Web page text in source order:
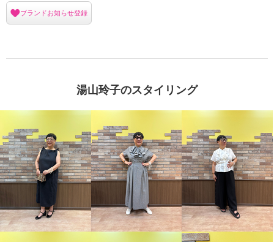
ブランドお知らせ登録
湯山玲子のスタイリング